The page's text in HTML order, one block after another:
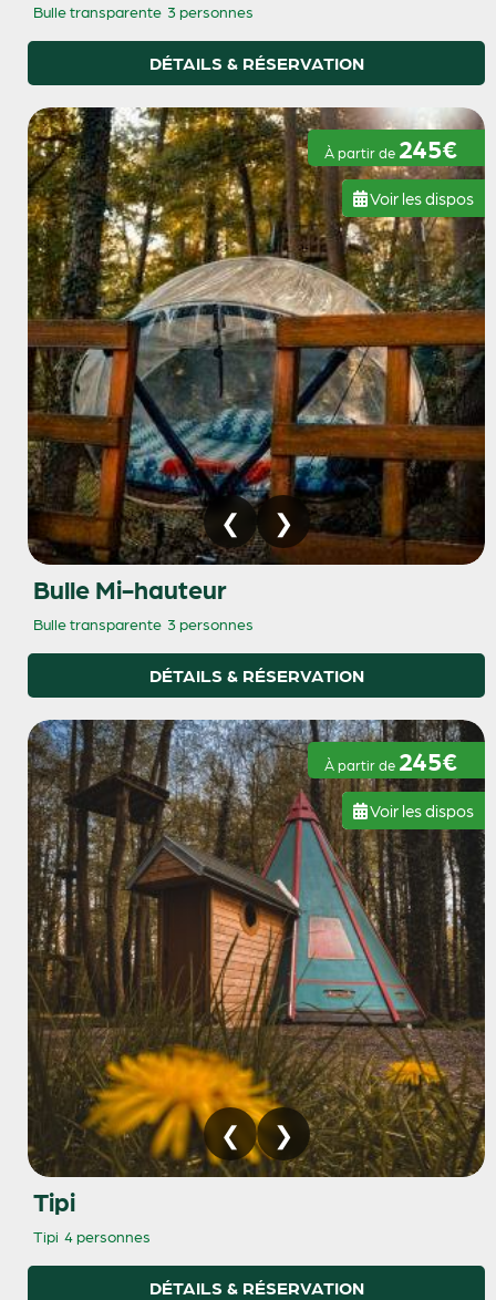
Bulle transparente 3 personnes
DÉTAILS & RÉSERVATION
À partir de 245€
Voir les dispos
Bulle Mi-hauteur
Bulle transparente 3 personnes
DÉTAILS & RÉSERVATION
À partir de 245€
Voir les dispos
Tipi
Tipi 4 personnes
DÉTAILS & RÉSERVATION